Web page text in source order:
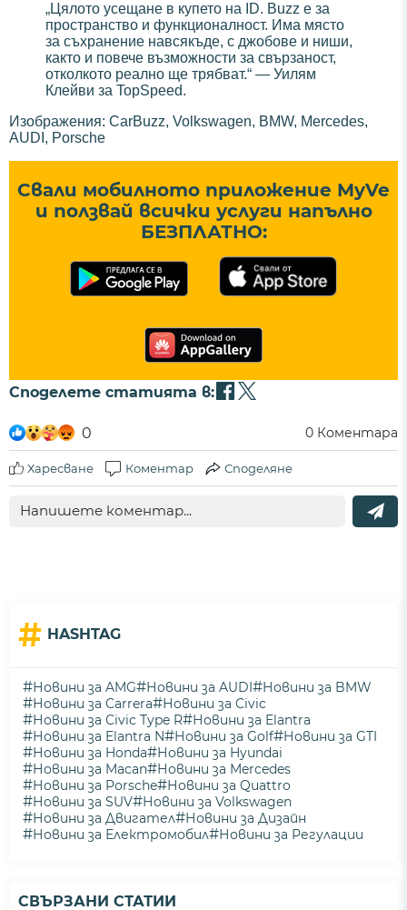
„Цялото усещане в купето на ID. Buzz е за
пространство и функционалност. Има място
за съхранение навсякъде, с джобове и ниши,
както и повече възможности за свързаност,
отколкото реално ще трябват.“ — Уилям
Клейви за TopSpeed.
Изображения: CarBuzz, Volkswagen, BMW, Mercedes,
AUDI, Porsche
Свали мобилното приложение MyVe
и ползвай всички услуги напълно
БЕЗПЛАТНО:
Споделете статията в:
0 0 Коментара
Харесване Коментар Споделяне
# HASHTAG
#Новини за AMG#Новини за AUDI#Новини за BMW
#Новини за Carrera#Новини за Civic
#Новини за Civic Type R#Новини за Elantra
#Новини за Elantra N#Новини за Golf#Новини за GTI
#Новини за Honda#Новини за Hyundai
#Новини за Macan#Новини за Mercedes
#Новини за Porsche#Новини за Quattro
#Новини за SUV#Новини за Volkswagen
#Новини за Двигател#Новини за Дизайн
#Новини за Електромобил#Новини за Регулации
СВЪРЗАНИ СТАТИИ